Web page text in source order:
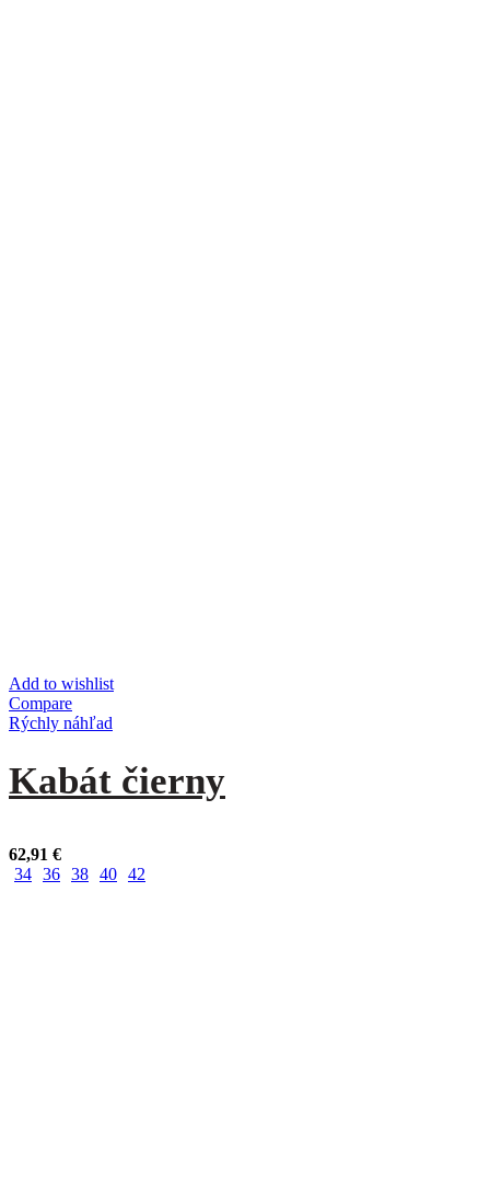
Add to wishlist
Compare
Rýchly náhľad
Kabát čierny
62,91 €
34 36 38 40 42